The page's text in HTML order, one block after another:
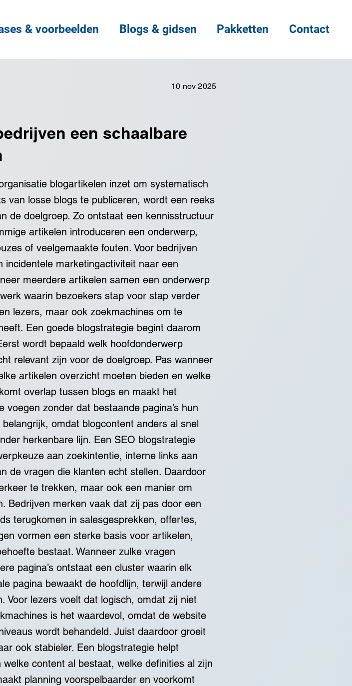
& voorbeelden Blogs & gidsen Pakketten Contact
10 nov 2025
een schaalbare
blogartikelen inzet om systematisch
van losse blogs te publiceren, wordt een reeks
de doelgroep. Zo ontstaat een kennisstructuur
artikelen introduceren een onderwerp,
of veelgemaakte fouten. Voor bedrijven
marketingactiviteit naar een
meerdere artikelen samen een onderwerp
waarin bezoekers stap voor stap verder
lezers, maar ook zoekmachines om te
Een goede blogstrategie begint daarom
wordt bepaald welk hoofdonderwerp
relevant zijn voor de doelgroep. Pas wanneer
artikelen overzicht moeten bieden en welke
overlap tussen blogs en maakt het
zonder dat bestaande pagina’s hun
omdat blogcontent anders al snel
herkenbare lijn. Een SEO blogstrategie
aan zoekintentie, interne links aan
de vragen die klanten echt stellen. Daardoor
te trekken, maar ook een manier om
Bedrijven merken vaak dat zij pas door een
terugkomen in salesgesprekken, offertes,
vormen een sterke basis voor artikelen,
bestaat. Wanneer zulke vragen
pagina’s ontstaat een cluster waarin elk
pagina bewaakt de hoofdlijn, terwijl andere
Voor lezers voelt dat logisch, omdat zij niet
is het waardevol, omdat de website
wordt behandeld. Juist daardoor groeit
ook stabieler. Een blogstrategie helpt
content al bestaat, welke definities al zijn
planning voorspelbaarder en voorkomt